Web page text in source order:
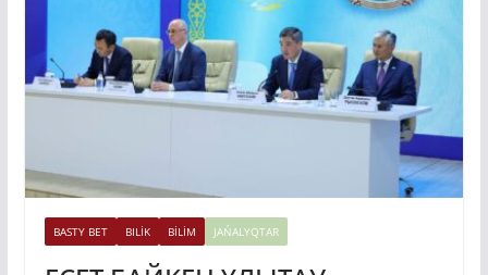
BASTY BET BILİK BİLİM JAŃALYQTAR